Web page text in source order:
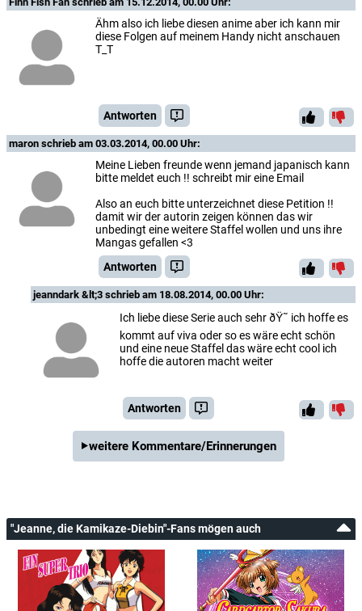
Ähm also ich liebe diesen anime aber ich kann mir
diese Folgen auf meinem Handy nicht anschauen
T_T
Antworten
maron schrieb am 03.03.2014, 00.00 Uhr:
Meine Lieben freunde wenn jemand japanisch kann
bitte meldet euch !! schreibt mir eine Email
Also an euch bitte unterzeichnet diese Petition !!
damit wir der autorin zeigen können das wir
unbedingt eine weitere Staffel wollen und uns ihre
Mangas gefallen <3
Antworten
jeanndark &lt;3 schrieb am 18.08.2014, 00.00 Uhr:
Ich liebe diese Serie auch sehr ðŸ˜ ich hoffe es
kommt auf viva oder so es wäre echt schön
und eine neue Staffel das wäre echt cool ich
hoffe die autoren macht weiter
Antworten
weitere Kommentare/Erinnerungen
"Jeanne, die Kamikaze-Diebin"-Fans mögen auch